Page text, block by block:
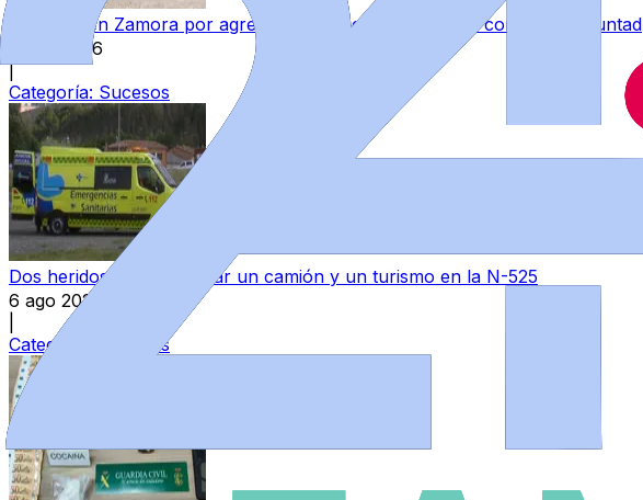
Detenido en Zamora por agredir a su pareja y reternerla contra su voluntad
6 ago 2026
|
Categoría: Sucesos
Dos heridos tras colisionar un camión y un turismo en la N-525
6 ago 2026
Categoría:
Sucesos